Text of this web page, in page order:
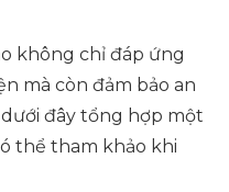
không chỉ đáp ứng
mà còn đảm bảo an
đây tổng hợp một
thể tham khảo khi